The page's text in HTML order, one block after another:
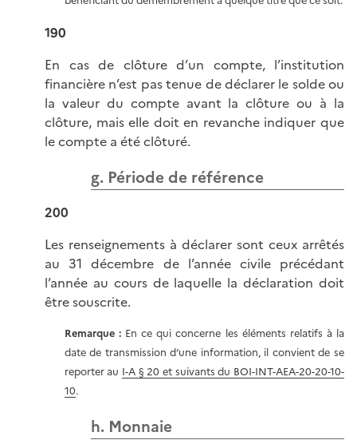
190
En cas de clôture d’un compte, l’institution
financière n’est pas tenue de déclarer le solde ou
la valeur du compte avant la clôture ou à la
clôture, mais elle doit en revanche indiquer que
le compte a été clôturé.
g. Période de référence
200
Les renseignements à déclarer sont ceux arrêtés
au 31 décembre de l’année civile précédant
l’année au cours de laquelle la déclaration doit
être souscrite.
Remarque :En ce qui concerne les éléments relatifs à la
date de transmission d’une information, il convient de se
reporter au I-A § 20 et suivants du BOI-INT-AEA-20-20-10-
10.
h. Monnaie